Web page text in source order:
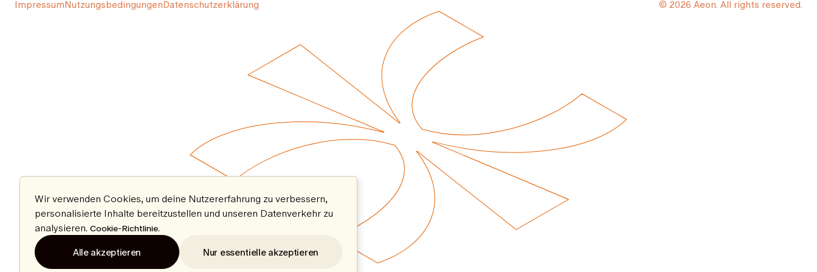
ImpressumNutzungsbedingungenDatenschutzerklärung © 2026 Aeon. All rights reserved.
Wir verwenden Cookies, um deine Nutzererfahrung zu verbessern,
personalisierte Inhalte bereitzustellen und unseren Datenverkehr zu
analysieren. Cookie-Richtlinie.
Alle akzeptieren Nur essentielle akzeptieren